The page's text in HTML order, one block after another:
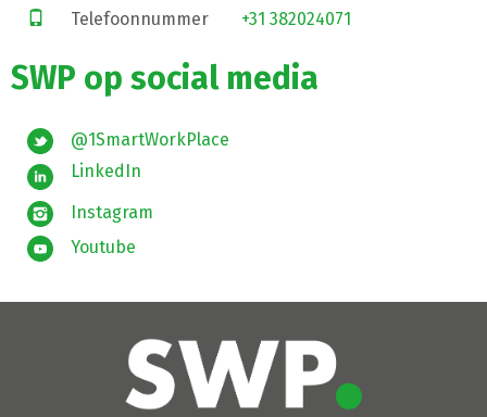
Telefoonnummer
+31 382024071
SWP op social media
@1SmartWorkPlace
LinkedIn
Instagram
Youtube